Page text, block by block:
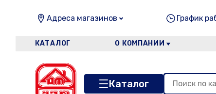
Адреса магазинов График
КАТАЛОГ О КОМПАНИИ
Каталог